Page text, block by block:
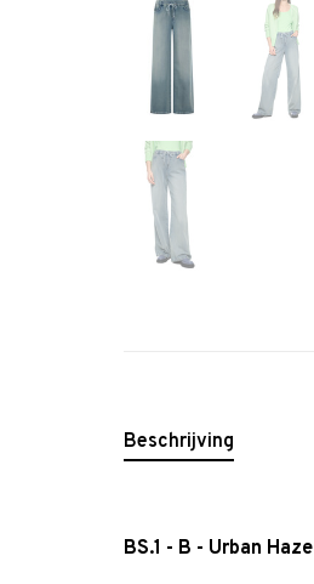
Beschrijving
BS.1 - B - Urban Haze